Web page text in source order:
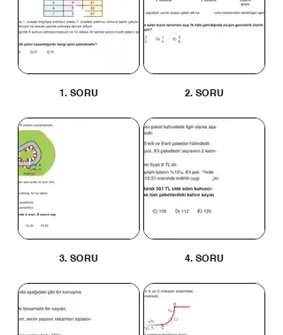
1. SORU 2. SORU
3. SORU 4. SORU